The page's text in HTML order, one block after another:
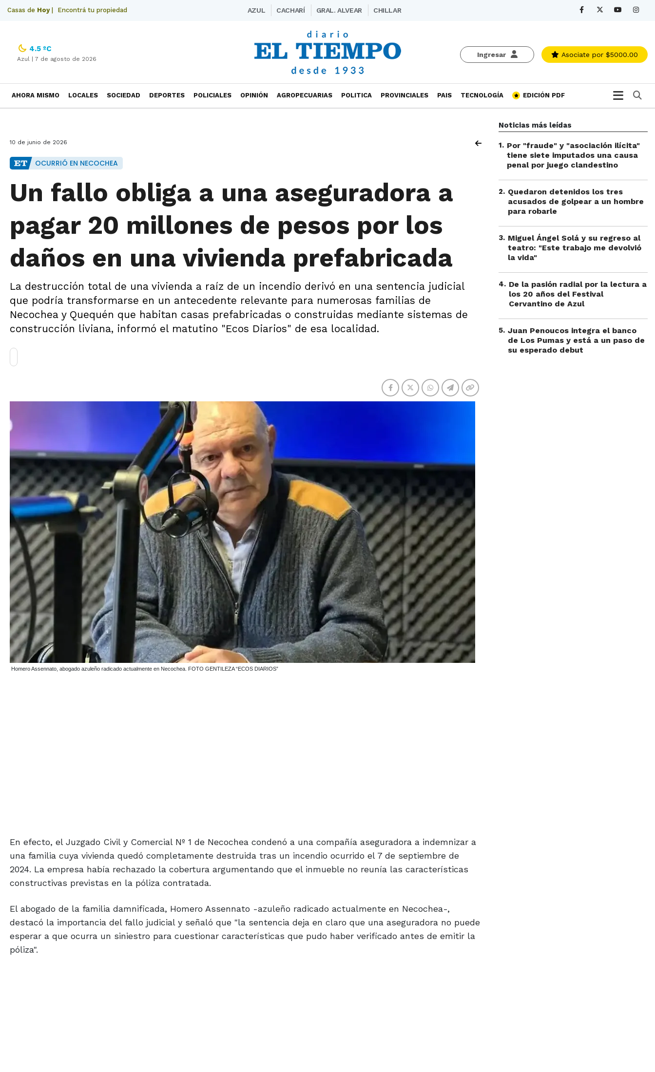
Casas de Hoy| Encontrá tu propiedad AZUL CACHARÍ GRAL. ALVEAR CHILLAR
Ingresar Asociate por $5000.00
4.5 ºC
Azul | 7 de agosto de 2026
AHORA MISMO LOCALES SOCIEDAD DEPORTES POLICIALES OPINIÓN AGROPECUARIAS POLITICA PROVINCIALES PAIS TECNOLOGÍA EDICIÓN PDF
10 de junio de 2026
OCURRIÓ EN NECOCHEA
Un fallo obliga a una aseguradora a
pagar 20 millones de pesos por los
daños en una vivienda prefabricada
La destrucción total de una vivienda a raíz de un incendio derivó en una sentencia judicial
que podría transformarse en un antecedente relevante para numerosas familias de
Necochea y Quequén que habitan casas prefabricadas o construidas mediante sistemas de
construcción liviana, informó el matutino "Ecos Diarios" de esa localidad.
Homero Assennato, abogado azuleño radicado actualmente en Necochea. FOTO GENTILEZA “ECOS DIARIOS”
En efecto, el Juzgado Civil y Comercial Nº 1 de Necochea condenó a una compañía aseguradora a indemnizar a
una familia cuya vivienda quedó completamente destruida tras un incendio ocurrido el 7 de septiembre de
2024. La empresa había rechazado la cobertura argumentando que el inmueble no reunía las características
constructivas previstas en la póliza contratada.
El abogado de la familia damnificada, Homero Assennato -azuleño radicado actualmente en Necochea-,
destacó la importancia del fallo judicial y señaló que "la sentencia deja en claro que una aseguradora no puede
esperar a que ocurra un siniestro para cuestionar características que pudo haber verificado antes de emitir la
póliza".
Noticias más leídas
1. Por "fraude" y "asociación ilícita"
tiene siete imputados una causa
penal por juego clandestino
2. Quedaron detenidos los tres
acusados de golpear a un hombre
para robarle
3. Miguel Ángel Solá y su regreso al
teatro: "Este trabajo me devolvió
la vida"
4. De la pasión radial por la lectura a
los 20 años del Festival
Cervantino de Azul
5. Juan Penoucos integra el banco
de Los Pumas y está a un paso de
su esperado debut